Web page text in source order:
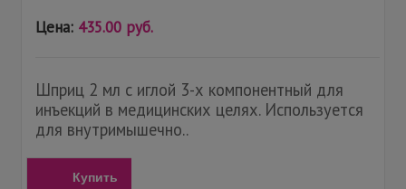
Цена: 435.00 руб.
Шприц 2 мл с иглой 3-х компонентный для
инъекций в медицинских целях. Используется
для внутримышечно..
Купить